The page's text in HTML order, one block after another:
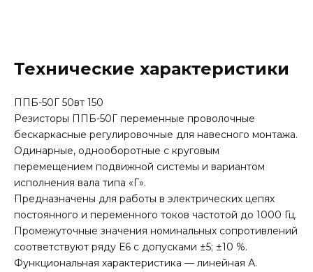
Технические характеристики
ППБ-50Г 50вт 150
Резисторы ППБ-50Г переменные проволочные
бескаркасные регулировочные для навесного монтажа.
Одинарные, однооборотные с круговым
перемещением подвижной системы и вариантом
исполнения вала типа «Г».
Предназначены для работы в электрических цепях
постоянного и переменного токов частотой до 1000 Гц.
Промежуточные значения номинальных сопротивлений
соответствуют ряду Е6 с допусками ±5; ±10 %.
Функциональная характеристика — линейная А.